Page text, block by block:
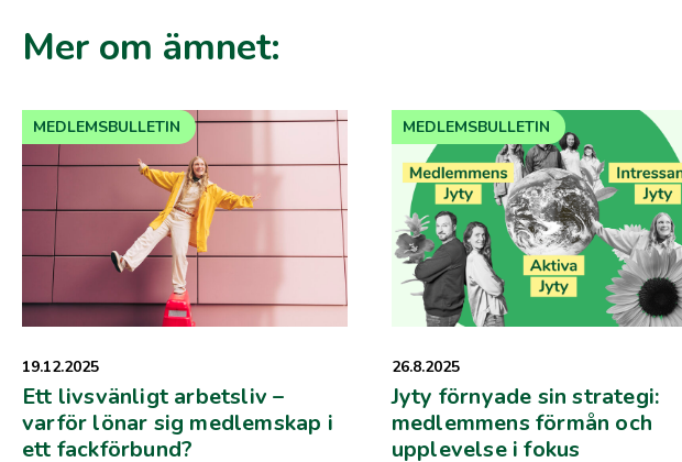
Mer om ämnet:
19.12.2025
Ett livsvänligt arbetsliv –
varför lönar sig medlemskap i
ett fackförbund?
MEDLEMSBULLETIN
26.8.2025
Jyty förnyade sin strategi:
medlemmens förmån och
upplevelse i fokus
MEDLEMSBULLETIN